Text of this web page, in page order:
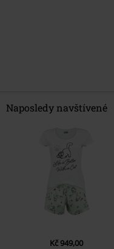
Naposledy navštívené
Kč 949,00